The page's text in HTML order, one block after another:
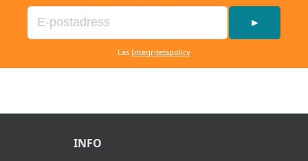
►
Läs Integritetspolicy
INFO